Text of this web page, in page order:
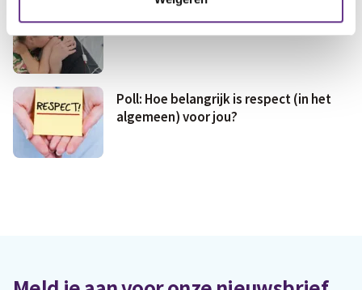
Poll: Hoe belangrijk is respect (in het
algemeen) voor jou?